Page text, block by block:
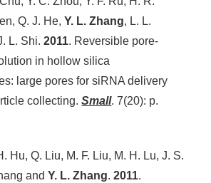
Q. J. He,Y. L. Zhang, L. L.
L. Shi.2011. Reversible pore-
in hollow silica
large pores for siRNA delivery
collecting.Small. 7(20): p.
Hu, Q. Liu, M. F. Liu, M. H. Lu, J. S.
andY. L. Zhang.2011.